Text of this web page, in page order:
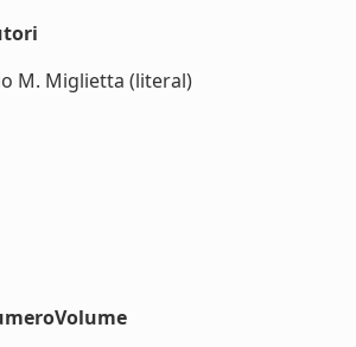
M. Miglietta (literal)